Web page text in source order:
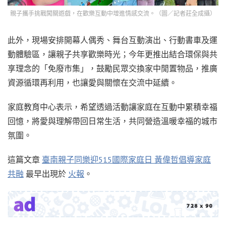
親子攜手挑戰闖關遊戲，在歡樂互動中增進情感交流。（圖／記者莊全成攝）
此外，現場安排開幕人偶秀、舞台互動演出、行動書車及運
動體驗區，讓親子共享歡樂時光；今年更推出結合環保與共
享理念的「免廢市集」，鼓勵民眾交換家中閒置物品，推廣
資源循環再利用，也讓愛與關懷在交流中延續。
家庭教育中心表示，希望透過活動讓家庭在互動中累積幸福
回憶，將愛與理解帶回日常生活，共同營造溫暖幸福的城市
氛圍。
這篇文章 臺南親子同樂迎515國際家庭日 黃偉哲倡導家庭
共融 最早出現於 火報 。